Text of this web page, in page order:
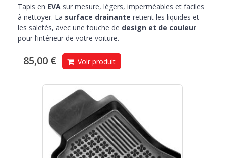
Tapis en EVA sur mesure, légers, imperméables et faciles
à nettoyer. La surface drainante retient les liquides et
les saletés, avec une touche de design et de couleur
pour l’intérieur de votre voiture.
85,00 € Voir produit